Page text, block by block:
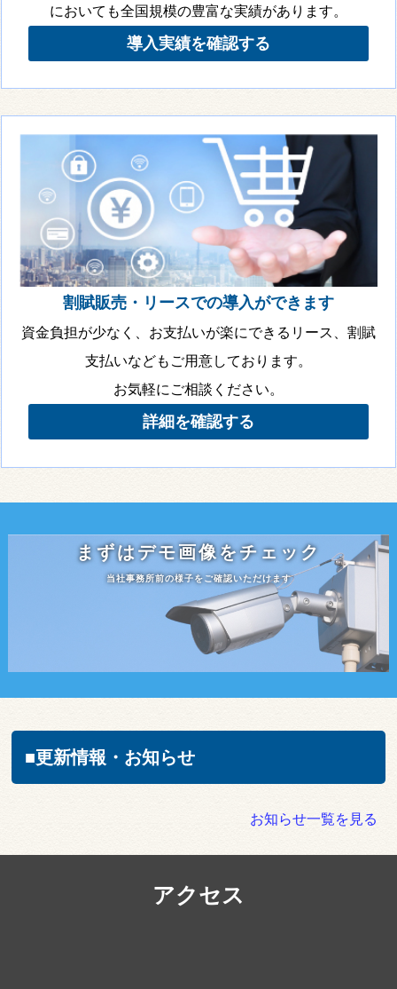
においても全国規模の豊富な実績があります。
導入実績を確認する
割賦販売・リースでの導入ができます
資金負担が少なく、お支払いが楽にできるリース、割賦
支払いなどもご用意しております。
お気軽にご相談ください。
詳細を確認する
まずはデモ画像をチェック
当社事務所前の様子をご確認いただけます
■更新情報・お知らせ
お知らせ一覧を見る
アクセス